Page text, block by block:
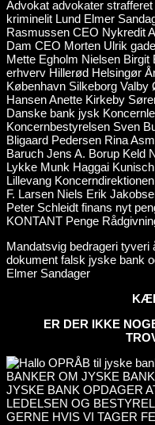
Mandatsvig bedrageri tyveri
dokument falsk jyske bank
Elmer Sandager
ER DER IKKE